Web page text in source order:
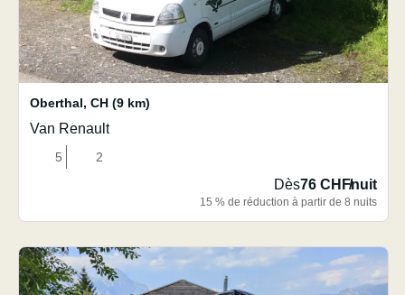
Oberthal, CH (9 km)
Van Renault
5 2
Dès76 CHF/nuit
15 % de réduction à partir de 8 nuits